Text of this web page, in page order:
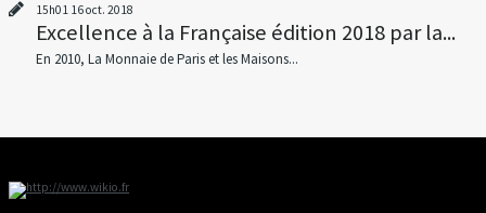
15h01 16oct. 2018
Excellence à la Française édition 2018 par la...
En 2010, La Monnaie de Paris et les Maisons...